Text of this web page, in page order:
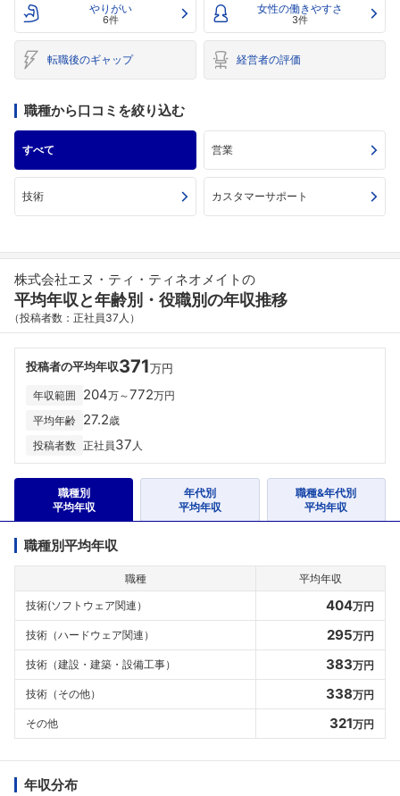
やりがい
6件
女性の働きやすさ
3件
転職後のギャップ 経営者の評価
職種から口コミを絞り込む
すべて 営業
技術 カスタマーサポート
株式会社エヌ・ティ・ティネオメイトの
平均年収と年齢別・役職別の年収推移
（投稿者数：正社員37人）
投稿者の平均年収371万円
年収範囲 204万～772万円
平均年齢 27.2歳
投稿者数 正社員37 人
職種別
平均年収
年代別
平均年収
職種&年代別
平均年収
職種別平均年収
職種
平均年収
技術(ソフトウェア関連）
404万円
技術（ハードウェア関連） 295万円
技術（建設・建築・設備工事） 383万円
技術（その他） 338万円
その他 321万円
年収分布